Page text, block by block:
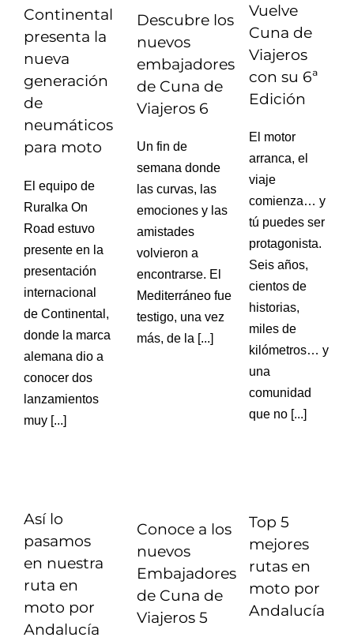
Continental
presenta la
nueva
generación
de
neumáticos
para moto
El equipo de
Ruralka On
Road estuvo
presente en la
presentación
internacional
de Continental,
donde la marca
alemana dio a
conocer dos
lanzamientos
muy [...]
Descubre los
nuevos
embajadores
de Cuna de
Viajeros 6
Un fin de
semana donde
las curvas, las
emociones y las
amistades
volvieron a
encontrarse. El
Mediterráneo fue
testigo, una vez
más, de la [...]
Vuelve
Cuna de
Viajeros
con su 6ª
Edición
El motor
arranca, el
viaje
comienza… y
tú puedes ser
protagonista.
Seis años,
cientos de
historias,
miles de
kilómetros… y
una
comunidad
que no [...]
Así lo
pasamos
en nuestra
ruta en
moto por
Andalucía
Conoce a los
nuevos
Embajadores
de Cuna de
Viajeros 5
Top 5
mejores
rutas en
moto por
Andalucía